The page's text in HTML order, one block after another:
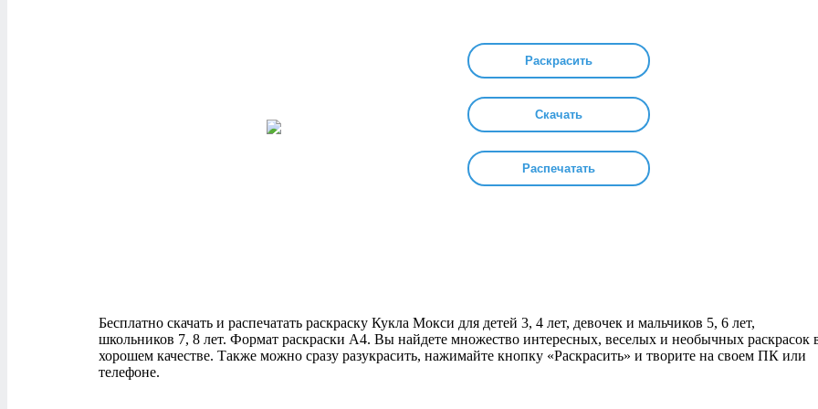
Раскрасить
Скачать
Распечатать
Бесплатно скачать и распечатать раскраску Кукла Мокси для детей 3, 4 лет, девочек и мальчиков 5, 6 лет,
школьников 7, 8 лет. Формат раскраски А4. Вы найдете множество интересных, веселых и необычных раскрасок
хорошем качестве. Также можно сразу разукрасить, нажимайте кнопку «Раскрасить» и творите на своем ПК или
телефоне.